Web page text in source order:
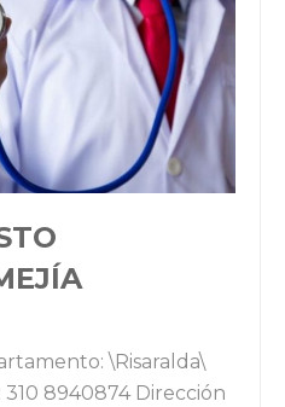
\Risaralda\
8940874 Dirección